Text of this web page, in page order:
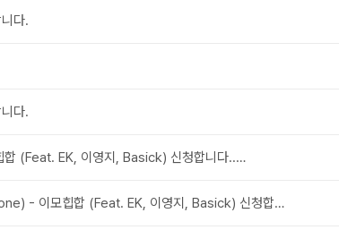
다.
다.
(Feat. EK, 이영지, Basick) 신청합니다..…
- 이모힙합 (Feat. EK, 이영지, Basick) 신청합…